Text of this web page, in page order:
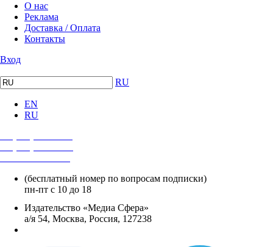
О нас
Реклама
Доставка / Оплата
Контакты
Вход
RU
EN
RU
(бесплатный номер по вопросам подписки)
пн-пт с 10 до 18
Издательство «Медиа Сфера»
а/я 54, Москва, Россия, 127238